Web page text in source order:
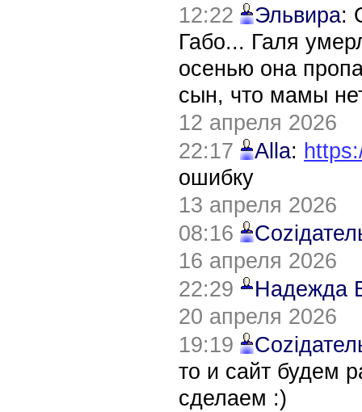
12:22
Эльвира:
Габо... Галя
осенью она
сын, что мамы
12 апреля 2026
22:17
Alla:
ошибку
13 апреля 2026
08:16
16 апреля 2026
22:29
Надежда
20 апреля 2026
19:19
то и сайт будем
сделаем :)